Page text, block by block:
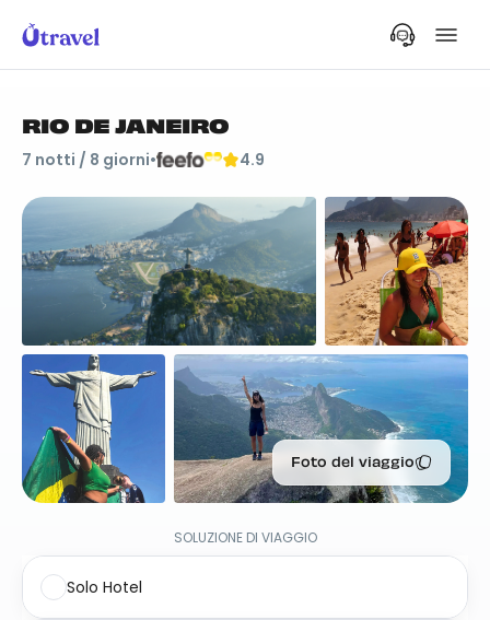
RIO DE JANEIRO
7 notti / 8 giorni• 4.9
Foto del viaggio
SOLUZIONE DI VIAGGIO
Solo Hotel